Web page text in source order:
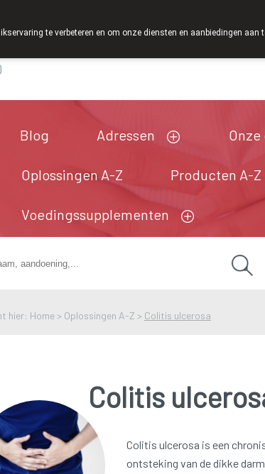
Blog Adressen
Oplossingen A-Z Producten A-Z
Voedingssupplementen
hier: Home > Oplossingen A-Z > Colitis ulcerosa
Colitis
Colitis ulcerosa is een
ontsteking van de dikke
te verbeteren en om onze diensten en aanbiedingen